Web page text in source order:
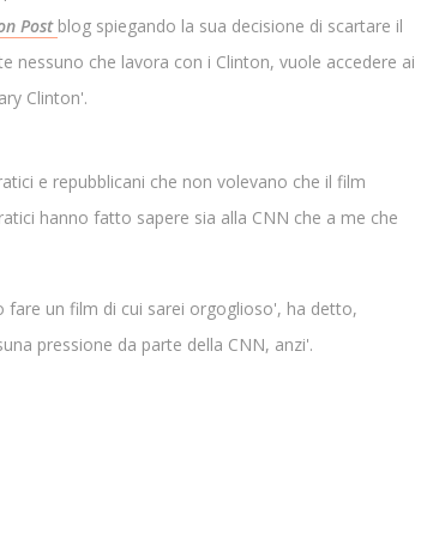
Post blog spiegando la sua decisione di scartare il
che lavora con i Clinton, vuole accedere ai
Clinton'.
e repubblicani che non volevano che il film
hanno fatto sapere sia alla CNN che a me che
un film di cui sarei orgoglioso', ha detto,
pressione da parte della CNN, anzi'.